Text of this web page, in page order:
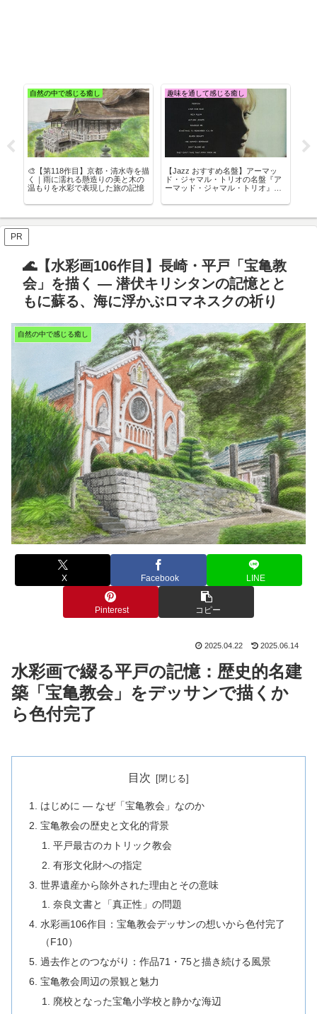
自然の中で感じる癒し
🎨【第118作目】京都・清水寺を描
く｜雨に濡れる懸造りの美と木の
温もりを水彩で表現した旅の記憶
趣味を通して感じる癒し
【Jazz おすすめ名盤】アーマッ
ド・ジャマル・トリオの名盤『ア
ーマッド・ジャマル・トリオ』：
PR
🌊【水彩画106作目】長崎・平戸「宝亀教
会」を描く — 潜伏キリシタンの記憶とと
もに蘇る、海に浮かぶロマネスクの祈り
自然の中で感じる癒し
X Facebook LINE
Pinterest コピー
2025.04.22 2025.06.14
水彩画で綴る平戸の記憶：歴史的名建
築「宝亀教会」をデッサンで描くか
ら色付完了
目次
はじめに — なぜ「宝亀教会」なのか
宝亀教会の歴史と文化的背景
平戸最古のカトリック教会
有形文化財への指定
世界遺産から除外された理由とその意味
奈良文書と「真正性」の問題
水彩画106作目：宝亀教会デッサンの想いから色付完了
（F10）
過去作とのつながり：作品71・75と描き続ける風景
宝亀教会周辺の景観と魅力
廃校となった宝亀小学校と静かな海辺